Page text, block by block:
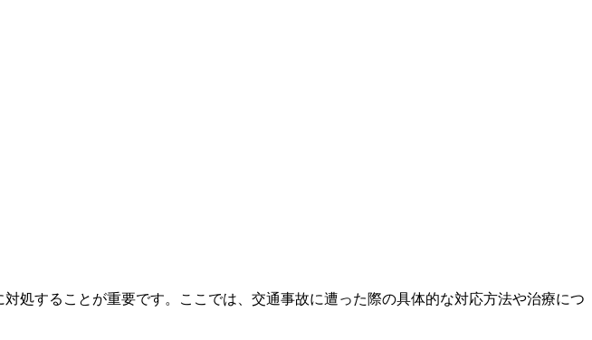
処することが重要です。ここでは、交通事故に遭った際の具体的な対応方法や治療につ